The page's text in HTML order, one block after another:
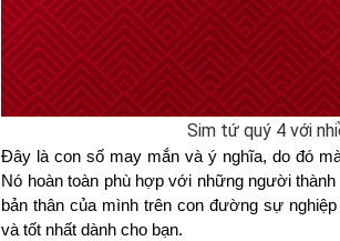
Sim tứ quý 4 với
Đây là con số may mắn và ý nghĩa, do đó
Nó hoàn toàn phù hợp với những người
bản thân của mình trên con đường sự
và tốt nhất dành cho bạn.